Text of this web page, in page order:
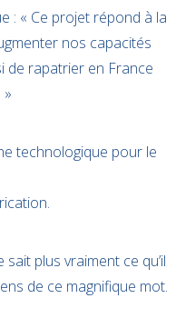
: « Ce projet répond à la
nos capacités
de rapatrier en France
technologique pour le
plus vraiment ce qu’il
de ce magnifique mot.